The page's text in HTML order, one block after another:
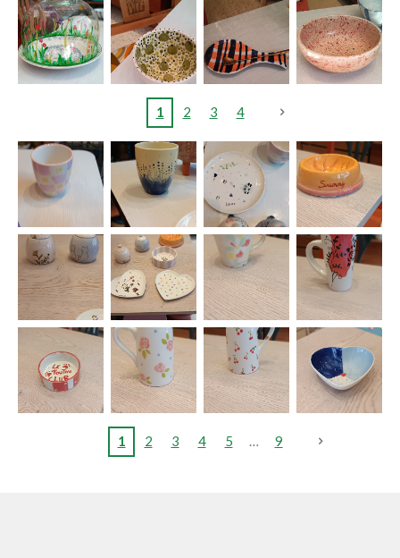
1 2 3 4
1 2 3 4 5 9